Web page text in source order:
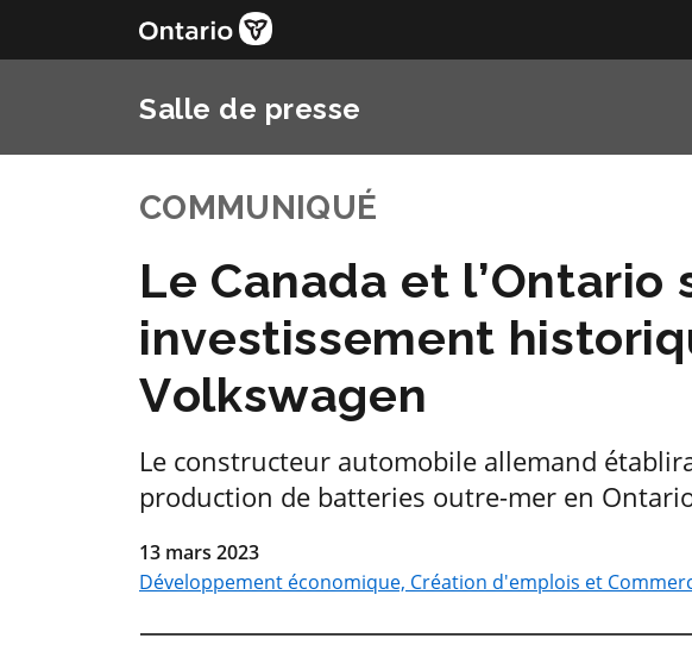
Salle de presse
COMMUNIQUÉ
Le Canada et l’Ontario
investissement
Volkswagen
Le constructeur automobile allemand
production de batteries outre-mer en
13 mars 2023
Développement économique, Création d'emplois et